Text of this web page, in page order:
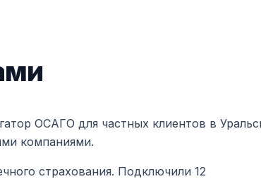
ОСАГО для частных клиентов в
компаниями.
страхования. Подключили 12